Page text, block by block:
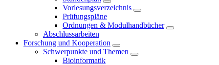
Vorlesungsverzeichnis
Prüfungspläne
Ordnungen & Modulhandbücher
Abschlussarbeiten
Forschung und Kooperation
Schwerpunkte und Themen
Bioinformatik